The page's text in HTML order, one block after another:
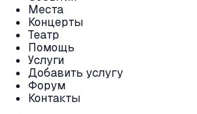
Места
Концерты
Театр
Помощь
Услуги
Добавить услугу
Форум
Контакты